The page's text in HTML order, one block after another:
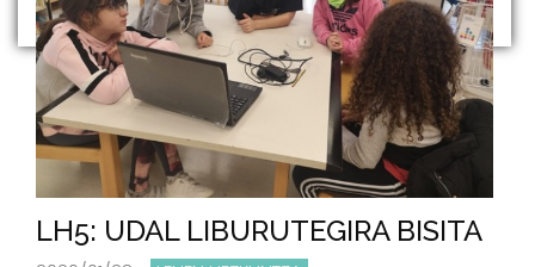
LH5: UDAL LIBURUTEGIRA BISITA